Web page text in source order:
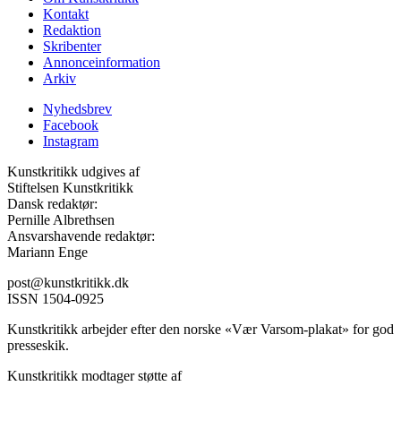
Kontakt
Redaktion
Skribenter
Annonceinformation
Arkiv
Nyhedsbrev
Facebook
Instagram
Kunstkritikk udgives af
Stiftelsen Kunstkritikk
Dansk redaktør:
Pernille Albrethsen
Ansvarshavende redaktør:
Mariann Enge
post@kunstkritikk.dk
ISSN 1504-0925
Kunstkritikk arbejder efter den norske «Vær Varsom-plakat» for god
presseskik.
Kunstkritikk modtager støtte af